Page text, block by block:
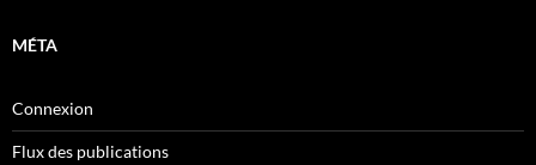
MÉTA
Connexion
Flux des publications